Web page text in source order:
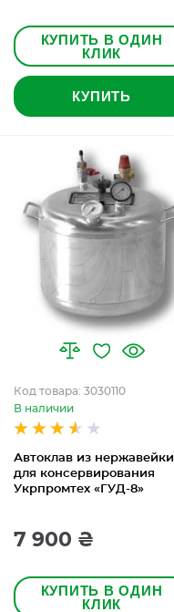
КУПИТЬ В ОДИН
КЛИК
КУПИТЬ
Автоклав из нержавейки
для консервирования
Укрпромтех «ГУД-8»
Код товара: 3030110
В наличии
7 900 ₴
КУПИТЬ В ОДИН
КЛИК